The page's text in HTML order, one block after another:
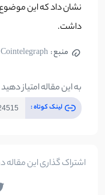
نشان داد که این
داشت.
منبع : Cointelegraph
به این مقاله امتیاز
لینک کوتاه :
اشتراک گذاری این